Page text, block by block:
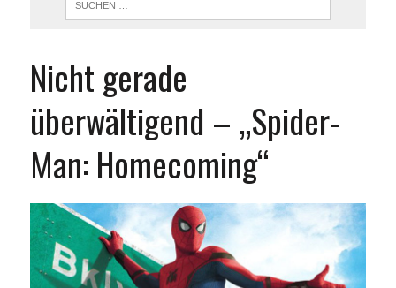
Nicht gerade
überwältigend – „Spider-
Man: Homecoming“